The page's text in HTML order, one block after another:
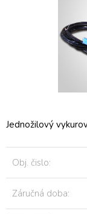
Jednožilový
Obj. čislo:
Záručná doba: